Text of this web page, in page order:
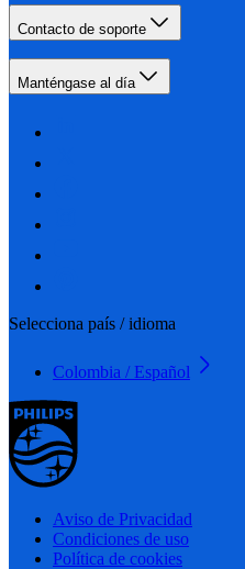
Contacto de soporte
Manténgase al día
Selecciona país / idioma
Colombia / Español
Aviso de Privacidad
Condiciones de uso
Política de cookies